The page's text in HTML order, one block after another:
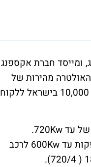
ומייסד חברת אקספנג
מהירות של
אקספנג, הציגה את הרכב המעופף של אקספנג ומסרה בחגיגיות את האקספנג ה- 10,000 בישראל ללקוח
של עד720Kw
.
עד600Kw לרכב
( 720/4).